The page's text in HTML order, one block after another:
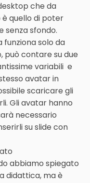
che da
quello di poter
senza sfondo.
funziona solo da
può contare su due
variabili e
avatar in
scaricare gli
Gli avatar hanno
necessario
su slide con
abbiamo spiegato
didattica, ma è